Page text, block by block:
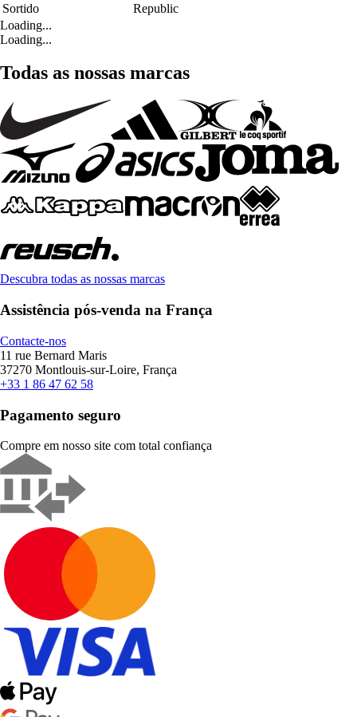
Sortido
Republic
Loading...
Loading...
Todas as nossas marcas
Descubra todas as nossas marcas
Assistência pós-venda na França
Contacte-nos
11 rue Bernard Maris
37270 Montlouis-sur-Loire, França
+33 1 86 47 62 58
Pagamento seguro
Compre em nosso site com total confiança